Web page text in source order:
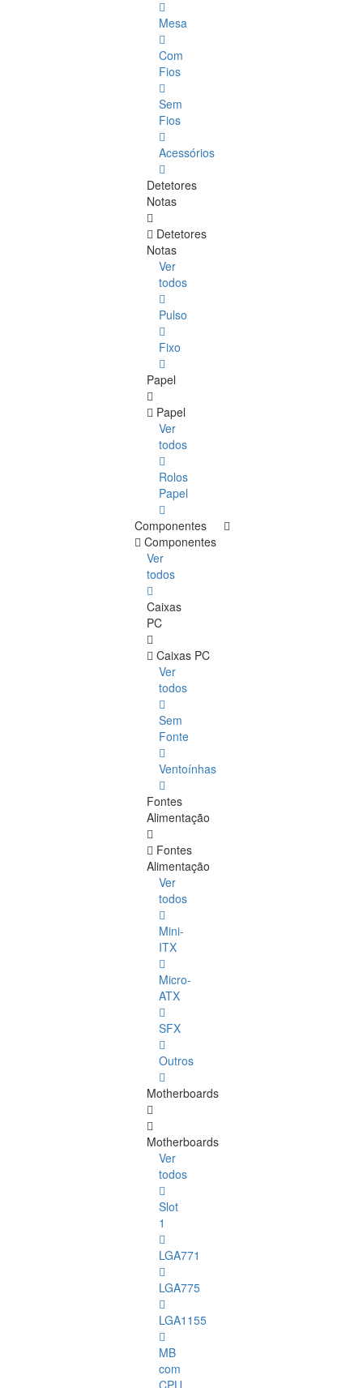
Mesa
Com
Fios
Sem
Fios
Acessórios
Detetores
Notas
Detetores
Notas
Ver
todos
Pulso
Fixo
Papel
Papel
Ver
todos
Rolos
Papel
Componentes
Componentes
Ver
todos
Caixas
PC
Caixas PC
Ver
todos
Sem
Fonte
Ventoínhas
Fontes
Alimentação
Fontes
Alimentação
Ver
todos
Mini-
ITX
Micro-
ATX
SFX
Outros
Motherboards
Motherboards
Ver
todos
Slot
1
LGA771
LGA775
LGA1155
MB
com